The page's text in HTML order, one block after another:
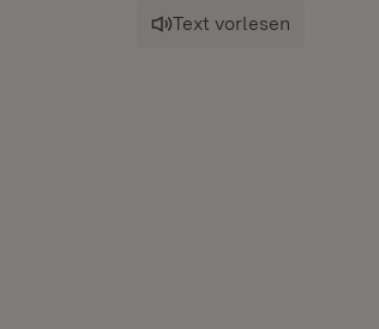
Text vorlesen